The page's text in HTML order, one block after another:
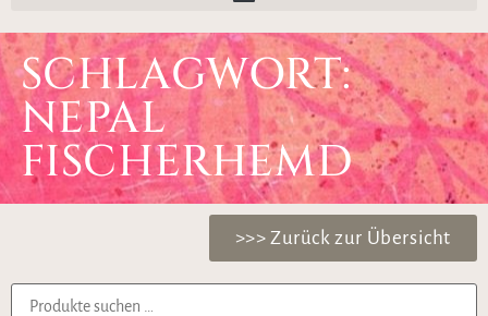
SCHLAGWORT:
NEPAL
FISCHERHEMD
>>> Zurück zur Übersicht